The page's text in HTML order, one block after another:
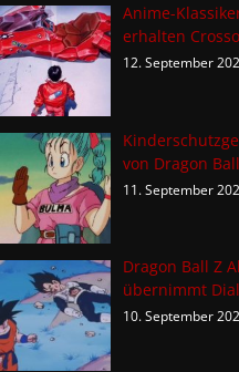
Anime-
erhalten
12. September
von Dragon
11. September
Dragon Ball Z
übernimmt
10. September